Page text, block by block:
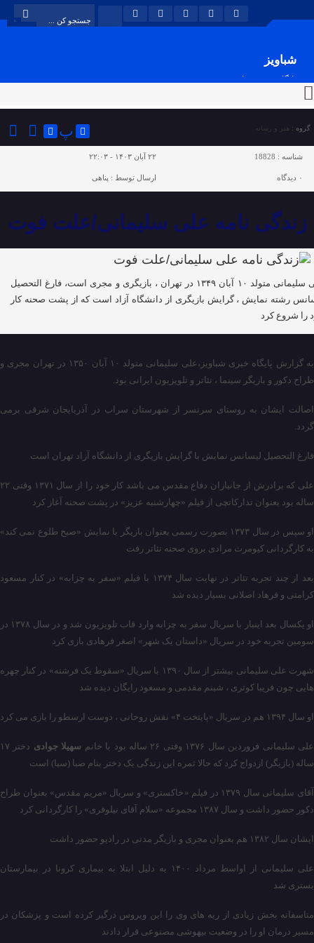
شباویز
پایگاه خبری شباویز
گروه : هنر و رسانه پ
شناسه : 18828 ۲۲ آبان ۱۴۰۳ - ۲۲:۰۳
۰ دیدگاه ارسال توسط : پناهی
زندگی نامه علی سلیمانی/علت فوت
علی سلیمانی متولد ۱۰ آبان ۱۳۴۹ در تهران ، بازیگری و مجری است، فارغ التحصیل
رشته نمایش ، گرایش بازیگری از دانشگاه آزاد است که از پشت صحنه کار
را شروع کرد
به گزارش پایگاه خبری شباویز،علی سلیمانی متولد ۱۰ آبان ۱۳۵۰ در تهران مجری و
طراح دکور و بازیگر سینما ، تئاتر و تلویزیون ایرانی بود.
اصالت ایشان به روستای سرنسر از شهرستان سراب در آذربایجان شرقی برمی
گردد.
فارغ التحصیل لیسانس نمایش با گرایش بازیگری از دانشگاه آزاد تهران است
علی که برادرش از جانبازان دفاع مقدس می باشد کار خود را از سال ۱۳۷۱ وقتی ۲۲
ساله بود بعنوان تدارکاتچی از فیلم «چهارشنبه عزیز» در پشت صحنه آغاز کرد
او سپس در سال ۱۳۷۳ بصورت رسمی بعنوان بازیگر با نمایش «صبح طلوع نمی کند»
به کارگردانی کیومرث مرادی بروی صحنه تئاتر رفت
بعد از چند تجربه تئاتر در نهایت سال ۱۳۷۴ با فیلم «سفر به چزابه» در کنار مسعود
کرامتی و فرهاد اصلانی بسیار دیده شد
او یکسال بعد اینبار با سریال سفر به چزابه وارد قاب تلویزیون شد و در سال ۱۳۷۸ در
سومین تجربه خود در سریال «داستان یک شهر» اصغر فرهادی بازی کرد
شهرت علی سلیمانی بیشتر از سال ۱۳۹۰ با سریال «سقوط یک فرشته» در کنار چهره
هایی چون فریبا کوثری ، شبنم مقدمی و مسعود رایگان دیده شد
او سال ۱۳۹۴ هم در سریال «پایتخت ۴» نقش روحانی ، دوست ارسطو را بازی می کرد
علی سلیمانی فروردین سال ۱۳۷۶ وقتی ۲۶ ساله بود با خانم سهیلا جوادی
دختر ۱۷
ساله (بازیگر) ازدواج کرد که حالا ثمره این زندگی یک دختر بنام صبا (سبا) است
آقای سلیمانی سال ۱۳۷۹ در فیلم «خاکستری» و سریال «مریم مقدس» بعنوان طراح
دکور حضور داشت و سال ۱۳۸۷ مجموعه «سلام آقای نیلوفری» را کارگردانی کرد
ایشان سال ۱۳۸۲ هم بعنوان مجری و بازیگر مدتی در رادیو حضور داشت
علی سلیمانی از اواسط مرداد ۱۴۰۰ به دلیل ابتلا به بیماری کرونا در بیمارستان
بستری شد
متاسفانه بخش زیادی از ریه های وی را این ویروس درگیر کرده است و پزشکان در
مسیر درمان او را در وضعیت بیهوشی مصنوعی قرار دادند